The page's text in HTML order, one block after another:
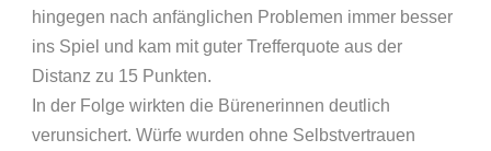
hingegen nach anfänglichen Problemen immer besser
ins Spiel und kam mit guter Trefferquote aus der
Distanz zu 15 Punkten.
In der Folge wirkten die Bürenerinnen deutlich
verunsichert. Würfe wurden ohne Selbstvertrauen